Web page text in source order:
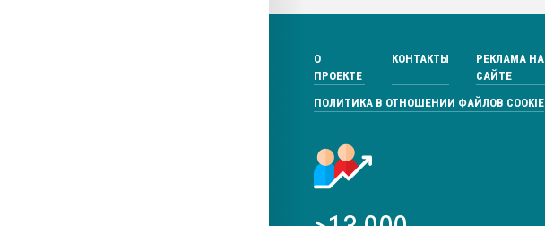
О
ПРОЕКТЕ
КОНТАКТЫ
РЕКЛАМА НА
САЙТЕ
ПОЛИТИКА В ОТНОШЕНИИ ФАЙЛОВ COOKIE